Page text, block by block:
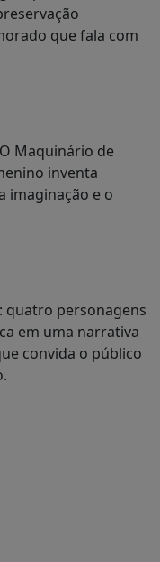
que fala com
Maquinário de
inventa
imaginação e o
quatro personagens
em uma narrativa
convida o público